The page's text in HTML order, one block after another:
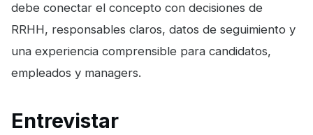
debe conectar el concepto con decisiones de
RRHH, responsables claros, datos de seguimiento y
una experiencia comprensible para candidatos,
empleados y managers.
Entrevistar